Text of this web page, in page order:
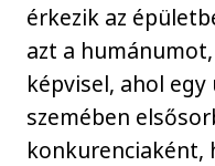
érkezik az
azt a
képvisel, ahol
szemében
konkurenciaként,